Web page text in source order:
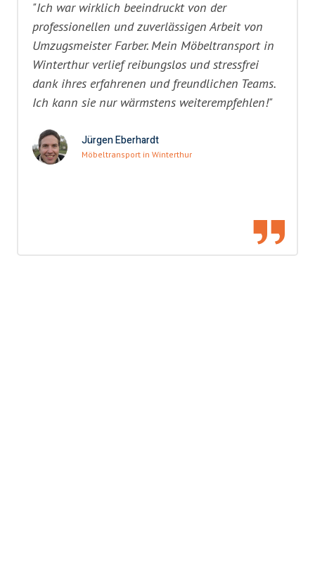
"Ich war wirklich beeindruckt von der
professionellen und zuverlässigen Arbeit von
Umzugsmeister Farber. Mein Möbeltransport in
Winterthur verlief reibungslos und stressfrei
dank ihres erfahrenen und freundlichen Teams.
Ich kann sie nur wärmstens weiterempfehlen!"
Jürgen Eberhardt
Möbeltransport in Winterthur